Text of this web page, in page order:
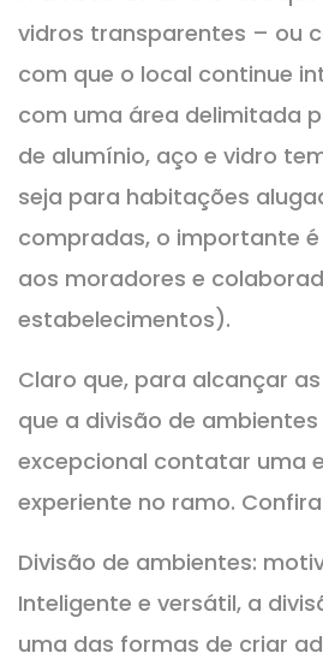
vidros transparentes – ou
com que o local continue
com uma área delimitada
de alumínio, aço e vidro
seja para habitações
compradas, o importante
aos moradores e
estabelecimentos).
Claro que, para alcançar
que a divisão de
excepcional contatar uma
experiente no ramo.
Divisão de ambientes:
Inteligente e versátil, a
uma das formas de criar